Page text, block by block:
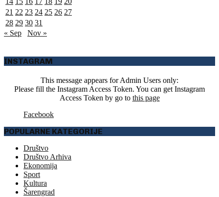
21 22 23 24 25 26 27
28 29 30 31
« Sep
Nov »
INSTAGRAM
This message appears for Admin Users only:
Please fill the Instagram Access Token. You can get Instagram
Access Token by go to this page
Facebook
POPULARNE KATEGORIJE
Društvo
Društvo Arhiva
Ekonomija
Sport
Kultura
Šarengrad